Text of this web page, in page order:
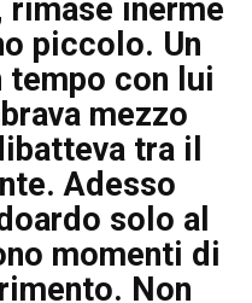
rimase inerme
piccolo. Un
tempo con lui
mezzo
tra il
Adesso
solo al
momenti di
Non